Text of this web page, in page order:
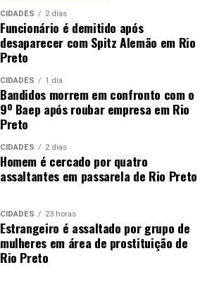
CIDADES 2 dias
Funcionário é demitido após
desaparecer com Spitz Alemão em Rio
Preto
CIDADES 1 dia
Bandidos morrem em confronto com o
9º Baep após roubar empresa em Rio
Preto
CIDADES 2 dias
Homem é cercado por quatro
assaltantes em passarela de Rio Preto
CIDADES 23 horas
Estrangeiro é assaltado por grupo de
mulheres em área de prostituição de
Rio Preto